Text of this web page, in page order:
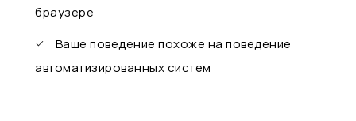
браузере
Ваше поведение похоже на поведение
автоматизированных систем